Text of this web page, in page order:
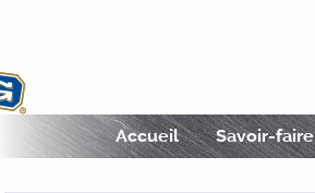
produits de la mer
Accueil Savoir-faire